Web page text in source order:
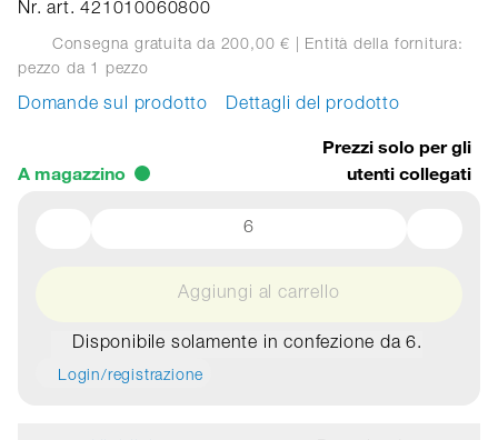
Nr. art. 421010060800
Consegna gratuita da 200,00 € | Entità della fornitura:
pezzo da 1 pezzo
Domande sul prodotto Dettagli del prodotto
A magazzino
Prezzi solo per gli
utenti collegati
Aggiungi al carrello
Disponibile solamente in confezione da 6.
Login/registrazione